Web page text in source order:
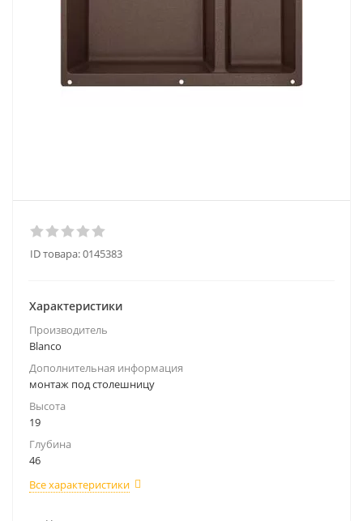
ID товара:0145383
Характеристики
Производитель
Blanco
Дополнительная информация
монтаж под столешницу
Высота
19
Глубина
46
Все характеристики